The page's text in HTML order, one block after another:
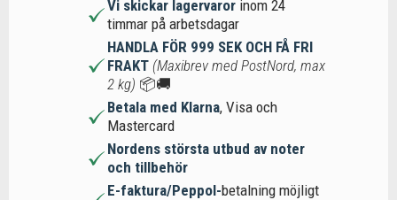
Vi skickar lagervaror inom 24
timmar på arbetsdagar
HANDLA FÖR 999 SEK OCH FÅ FRI
FRAKT (Maxibrev med PostNord, max
2 kg) 📦🚚
Betala med Klarna, Visa och
Mastercard
Nordens största utbud av noter
och tillbehör
E-faktura/Peppol-betalning möjligt